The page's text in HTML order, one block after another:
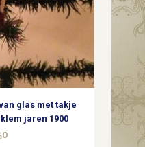
glas met takje
jaren 1900